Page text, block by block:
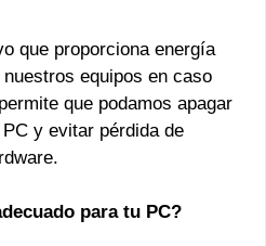
que proporciona energía
equipos en caso
que podamos apagar
y evitar pérdida de
para tu PC?